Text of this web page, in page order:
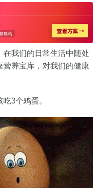
在我们的日常生活中随处
营养宝库，对我们的健康
3个鸡蛋。